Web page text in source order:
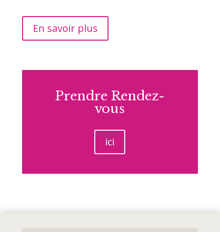
En savoir plus
Prendre Rendez-
vous
ici